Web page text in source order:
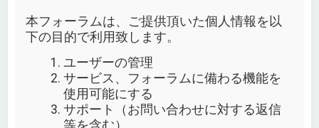
本フォーラムは、ご提供頂いた個人情報を以
下の目的で利用致します。
ユーザーの管理
サービス、フォーラムに備わる機能を
使用可能にする
サポート（お問い合わせに対する返信
等を含む）